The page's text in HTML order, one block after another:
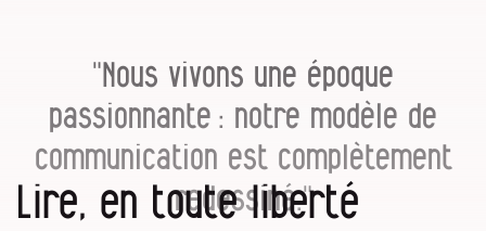
"Nous vivons une époque
passionnante : notre modèle de
communication est complètement
redessiné."
Lire, en toute liberté